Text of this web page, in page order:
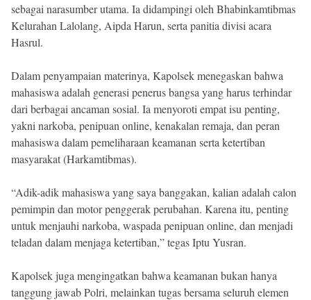
sebagai narasumber utama. Ia didampingi oleh Bhabinkamtibmas
Kelurahan Lalolang, Aipda Harun, serta panitia divisi acara
Hasrul.
Dalam penyampaian materinya, Kapolsek menegaskan bahwa
mahasiswa adalah generasi penerus bangsa yang harus terhindar
dari berbagai ancaman sosial. Ia menyoroti empat isu penting,
yakni narkoba, penipuan online, kenakalan remaja, dan peran
mahasiswa dalam pemeliharaan keamanan serta ketertiban
masyarakat (Harkamtibmas).
“Adik-adik mahasiswa yang saya banggakan, kalian adalah calon
pemimpin dan motor penggerak perubahan. Karena itu, penting
untuk menjauhi narkoba, waspada penipuan online, dan menjadi
teladan dalam menjaga ketertiban,” tegas Iptu Yusran.
Kapolsek juga mengingatkan bahwa keamanan bukan hanya
tanggung jawab Polri, melainkan tugas bersama seluruh elemen